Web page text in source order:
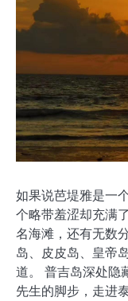
如果说芭堤雅是一
个略带羞涩却充满
名海滩，还有无数
岛、皮皮岛、皇帝
道。 普吉岛深处隐
先生的脚步，走进